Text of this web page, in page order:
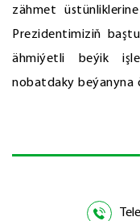
zähmet
Prezidentimiziň
ähmiýetli beýik
nobatdaky beýanyna